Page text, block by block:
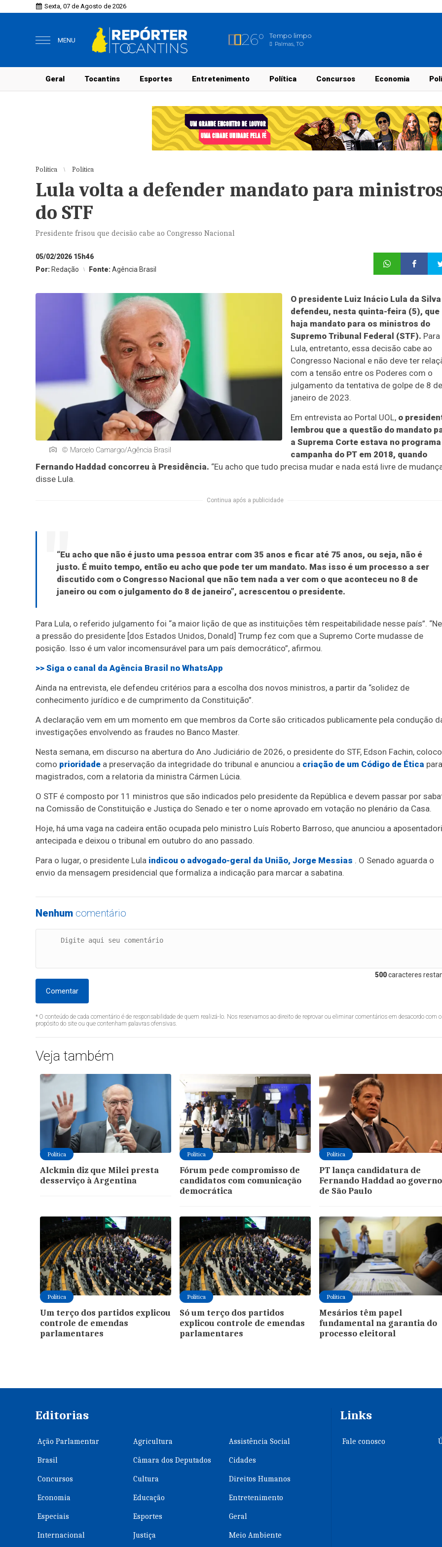
Sexta, 07 de Agosto de 2026
MENU 26° Tempo limpo
Palmas, TO
Geral Tocantins Esportes Entretenimento Política Concursos Economia
Política Política
Lula volta a defender mandato para
do STF
Presidente frisou que decisão cabe ao Congresso Nacional
05/02/2026 15h46
Por: Redação Fonte:Agência Brasil
© Marcelo Camargo/Agência Brasil
O presidente Luiz Inácio Lula da Silva
defendeu, nesta quinta-feira (5), que
haja mandato para os ministros do
Supremo Tribunal Federal (STF). Para
Lula, entretanto, essa decisão cabe ao
Congresso Nacional e não deve ter
com a tensão entre os Poderes com o
julgamento da tentativa de golpe de 8 de
janeiro de 2023.
Em entrevista ao Portal UOL, o
lembrou que a questão do mandato
a Suprema Corte estava no
campanha do PT em 2018, quando
Fernando Haddad concorreu à Presidência. “Eu acho que tudo precisa mudar e nada está livre de
disse Lula.
Continua após a publicidade
“Eu acho que não é justo uma pessoa entrar com 35 anos e ficar até 75 anos, ou seja, não é
justo. É muito tempo, então eu acho que pode ter um mandato. Mas isso é um processo a ser
discutido com o Congresso Nacional que não tem nada a ver com o que aconteceu no 8 de
janeiro ou com o julgamento do 8 de janeiro”, acrescentou o presidente.
Para Lula, o referido julgamento foi “a maior lição de que as instituições têm respeitabilidade nesse país”.
a pressão do presidente [dos Estados Unidos, Donald] Trump fez com que a Supremo Corte mudasse de
posição. Isso é um valor incomensurável para um país democrático”, afirmou.
>> Siga o canal da Agência Brasil no WhatsApp
Ainda na entrevista, ele defendeu critérios para a escolha dos novos ministros, a partir da “solidez de
conhecimento jurídico e de cumprimento da Constituição”.
A declaração vem em um momento em que membros da Corte são criticados publicamente pela condução
investigações envolvendo as fraudes no Banco Master.
Nesta semana, em discurso na abertura do Ano Judiciário de 2026, o presidente do STF, Edson Fachin,
como prioridade a preservação da integridade do tribunal e anunciou a criação de um Código de Ética
magistrados, com a relatoria da ministra Cármen Lúcia.
O STF é composto por 11 ministros que são indicados pelo presidente da República e devem passar por
na Comissão de Constituição e Justiça do Senado e ter o nome aprovado em votação no plenário da Casa.
Hoje, há uma vaga na cadeira então ocupada pelo ministro Luís Roberto Barroso, que anunciou a
antecipada e deixou o tribunal em outubro do ano passado.
Para o lugar, o presidente Lula indicou o advogado-geral da União, Jorge Messias . O Senado aguarda o
envio da mensagem presidencial que formaliza a indicação para marcar a sabatina.
Nenhum comentário
500caracteres
Comentar
* O conteúdo de cada comentário é de responsabilidade de quem realizá-lo. Nos reservamos ao direito de reprovar ou eliminar comentários em desacordo com o
propósito do site ou que contenham palavras ofensivas.
Veja também
Política
Alckmin diz que Milei presta
desserviço à Argentina
Política
Fórum pede compromisso de
candidatos com comunicação
democrática
Política
PT lança candidatura de
Fernando Haddad ao governo
de São Paulo
Política
Um terço dos partidos explicou
controle de emendas
parlamentares
Política
Só um terço dos partidos
explicou controle de emendas
parlamentares
Política
Mesários têm papel
fundamental na garantia do
processo eleitoral
Editorias
Ação Parlamentar Agricultura Assistência Social
Brasil Câmara dos Deputados Cidades
Concursos Cultura Direitos Humanos
Economia Educação Entretenimento
Especiais Esportes Geral
Internacional Justiça Meio Ambiente
Links
Fale conosco